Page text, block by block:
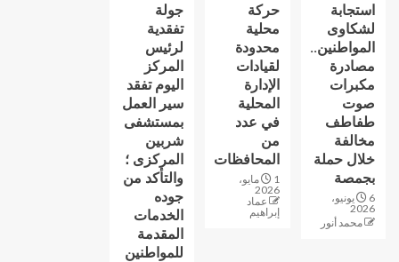
استجابة
لشكاوى
المواطنين..
مصادرة
مكبرات
صوت
طفاطف
مخالفة
خلال حملة
بجمصة
6 يونيو،
2026
محمد أنور
حركة
محلية
محدودة
لقيادات
الإدارة
المحلية
في عدد
من
المحافظات
1 مايو،
2026
عماد
إبراهيم
جولة
تفقدية
لرئيس
المركز
اليوم تفقد
سير العمل
بمستشفى
شربين
المركزى ؛
والتأكد من
جوده
الخدمات
المقدمة
للمواطنين